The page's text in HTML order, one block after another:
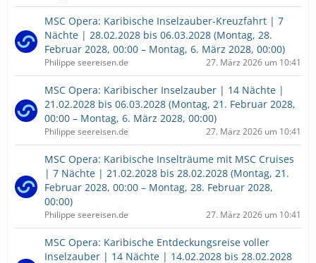
MSC Opera: Karibische Inselzauber-Kreuzfahrt | 7
Nächte | 28.02.2028 bis 06.03.2028 (Montag, 28.
Februar 2028, 00:00 – Montag, 6. März 2028, 00:00)
Philippe seereisen.de 27. März 2026 um 10:41
MSC Opera: Karibischer Inselzauber | 14 Nächte |
21.02.2028 bis 06.03.2028 (Montag, 21. Februar 2028,
00:00 – Montag, 6. März 2028, 00:00)
Philippe seereisen.de 27. März 2026 um 10:41
MSC Opera: Karibische Inselträume mit MSC Cruises
| 7 Nächte | 21.02.2028 bis 28.02.2028 (Montag, 21.
Februar 2028, 00:00 – Montag, 28. Februar 2028,
00:00)
Philippe seereisen.de 27. März 2026 um 10:41
MSC Opera: Karibische Entdeckungsreise voller
Inselzauber | 14 Nächte | 14.02.2028 bis 28.02.2028